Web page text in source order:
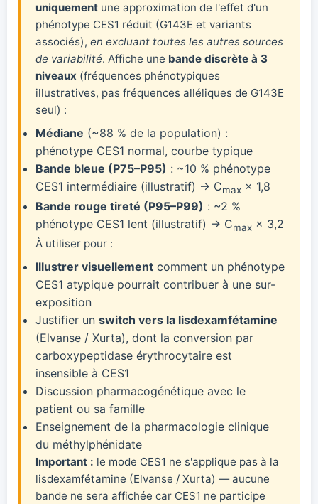
uniquement une approximation de l'effet d'un
phénotype CES1 réduit (G143E et variants
associés), en excluant toutes les autres sources
de variabilité. Affiche une bande discrète à 3
niveaux (fréquences phénotypiques
illustratives, pas fréquences alléliques de G143E
seul) :
Médiane (~88 % de la population) :
phénotype CES1 normal, courbe typique
Bande bleue (P75–P95) : ~10 % phénotype
CES1 intermédiaire (illustratif) → Cmax × 1,8
Bande rouge tireté (P95–P99) : ~2 %
phénotype CES1 lent (illustratif) → Cmax × 3,2
À utiliser pour :
Illustrer visuellement comment un phénotype
CES1 atypique pourrait contribuer à une sur-
exposition
Justifier un switch vers la lisdexamfétamine
(Elvanse / Xurta), dont la conversion par
carboxypeptidase érythrocytaire est
insensible à CES1
Discussion pharmacogénétique avec le
patient ou sa famille
Enseignement de la pharmacologie clinique
du méthylphénidate
Important : le mode CES1 ne s'applique pas à la
lisdexamfétamine (Elvanse / Xurta) — aucune
bande ne sera affichée car CES1 ne participe